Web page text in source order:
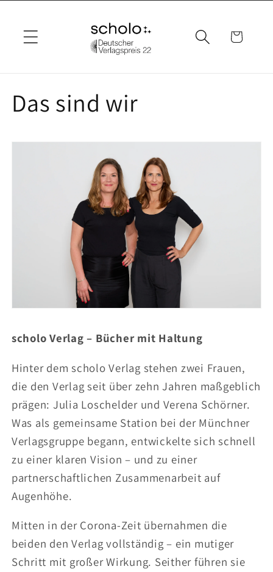
Direkt
Inhalt
Warenkorb
Das sind wir
scholo Verlag – Bücher mit Haltung
Hinter dem scholo Verlag stehen zwei Frauen,
die den Verlag seit über zehn Jahren maßgeblich
prägen: Julia Loschelder und Verena Schörner.
Was als gemeinsame Station bei der Münchner
Verlagsgruppe begann, entwickelte sich schnell
zu einer klaren Vision – und zu einer
partnerschaftlichen Zusammenarbeit auf
Augenhöhe.
Mitten in der Corona-Zeit übernahmen die
beiden den Verlag vollständig – ein mutiger
Schritt mit großer Wirkung. Seither führen sie